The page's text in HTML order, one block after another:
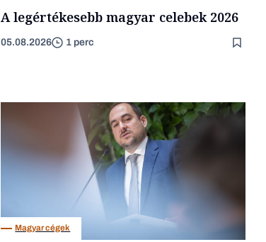
A legértékesebb magyar celebek 2026
05.08.2026 1 perc
Magyar cégek